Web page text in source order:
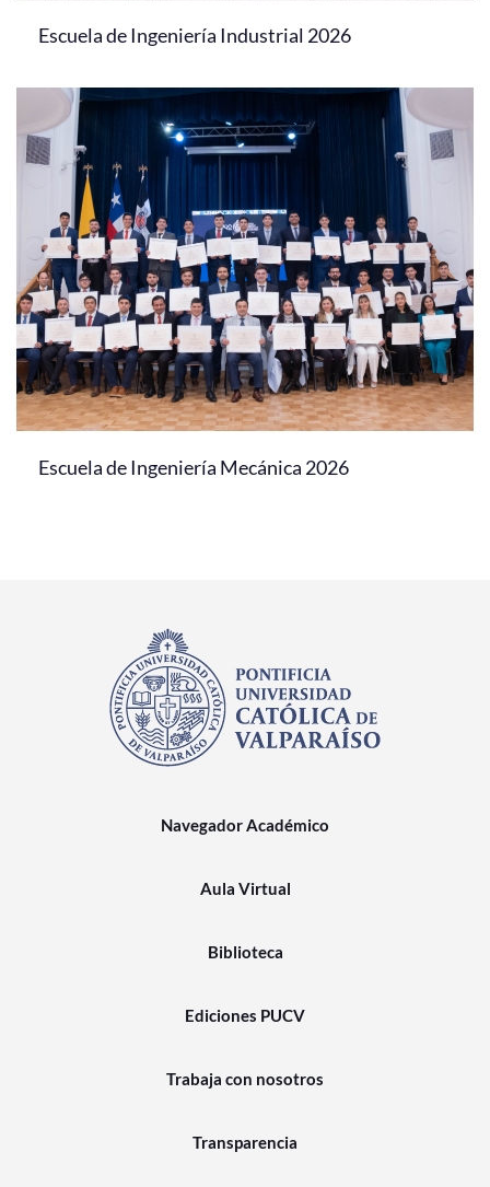
Escuela de Ingeniería Industrial 2026
Escuela de Ingeniería Mecánica 2026
Navegador Académico
Aula Virtual
Biblioteca
Ediciones PUCV
Trabaja con nosotros
Transparencia